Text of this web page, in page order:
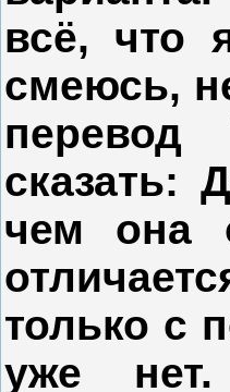
всё, что
смеюсь,
перевод
сказать:
чем она
только с
уже